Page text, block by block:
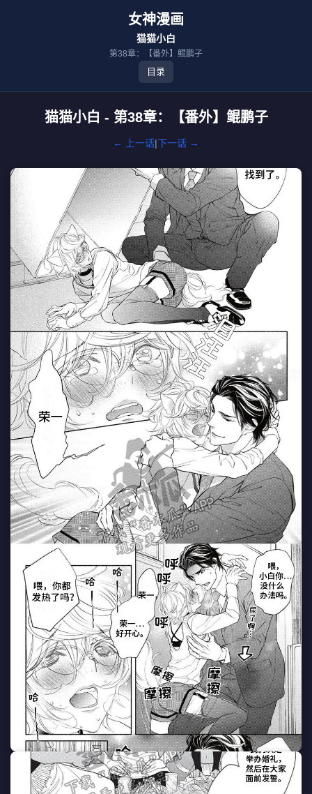
女神漫画
猫猫小白
第38章：【番外】鲲鹏子
目录
猫猫小白 - 第38章：【番外】鲲鹏子
← 上一话|下一话 →